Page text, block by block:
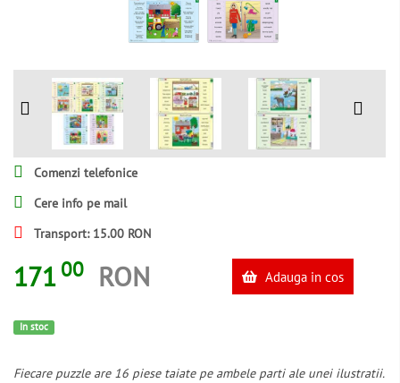
Comenzi telefonice
Cere info pe mail
Transport: 15.00 RON
171 00 RON Adauga in cos
In stoc
Fiecare puzzle are 16 piese taiate pe ambele parti ale unei ilustratii.